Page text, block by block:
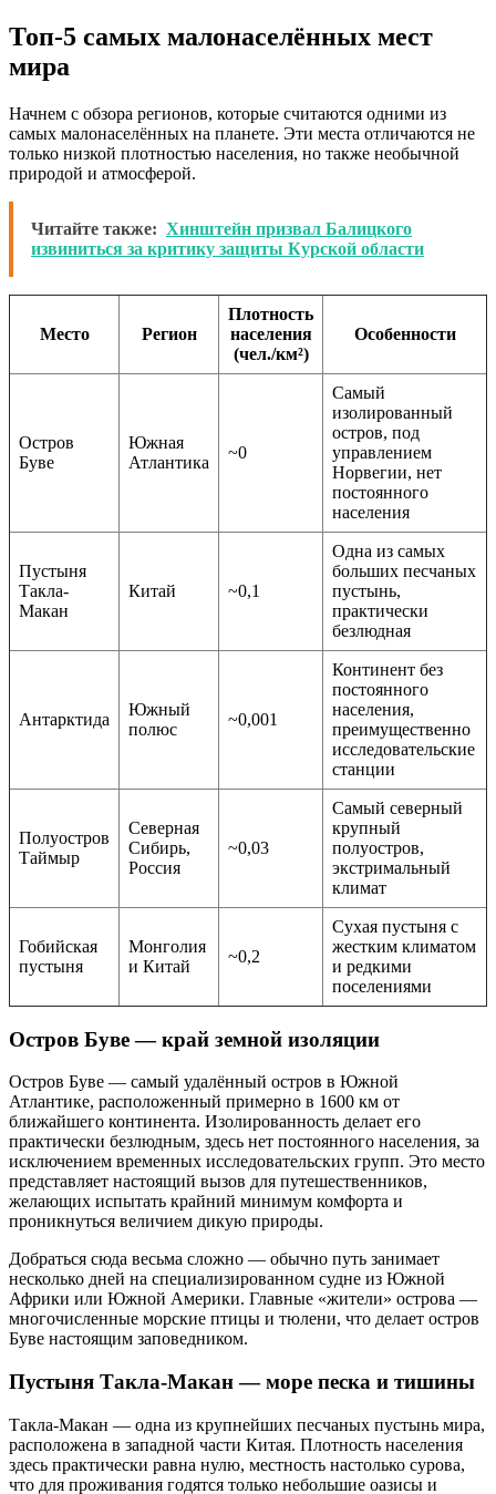
Топ-5 самых малонаселённых мест
мира
Начнем с обзора регионов, которые считаются одними из
самых малонаселённых на планете. Эти места отличаются не
только низкой плотностью населения, но также необычной
природой и атмосферой.
Читайте также: Хинштейн призвал Балицкого
извиниться за критику защиты Курской области
Место Регион
Плотность
населения
(чел./км²)
Особенности
Остров
Буве
Южная
Атлантика
~0
Самый
изолированный
остров, под
управлением
Норвегии, нет
постоянного
населения
Пустыня
Такла-
Макан
Китай ~0,1
Одна из самых
больших песчаных
пустынь,
практически
безлюдная
Антарктида
Южный
полюс
~0,001
Континент без
постоянного
населения,
преимущественно
исследовательские
станции
Полуостров
Таймыр
Северная
Сибирь,
Россия
~0,03
Самый северный
крупный
полуостров,
экстримальный
климат
Гобийская
пустыня
Монголия
и Китай
~0,2
Сухая пустыня с
жестким климатом
и редкими
поселениями
Остров Буве — край земной изоляции
Остров Буве — самый удалённый остров в Южной
Атлантике, расположенный примерно в 1600 км от
ближайшего континента. Изолированность делает его
практически безлюдным, здесь нет постоянного населения, за
исключением временных исследовательских групп. Это место
представляет настоящий вызов для путешественников,
желающих испытать крайний минимум комфорта и
проникнуться величием дикую природы.
Добраться сюда весьма сложно — обычно путь занимает
несколько дней на специализированном судне из Южной
Африки или Южной Америки. Главные «жители» острова —
многочисленные морские птицы и тюлени, что делает остров
Буве настоящим заповедником.
Пустыня Такла-Макан — море песка и тишины
Такла-Макан — одна из крупнейших песчаных пустынь мира,
расположена в западной части Китая. Плотность населения
здесь практически равна нулю, местность настолько сурова,
что для проживания годятся только небольшие оазисы и